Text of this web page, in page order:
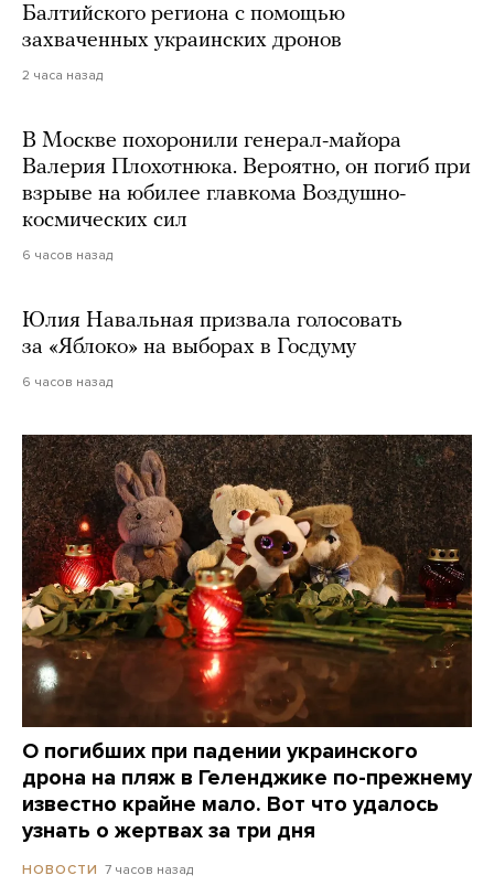
Балтийского региона с помощью
захваченных украинских дронов
2 часа назад
В Москве похоронили генерал-майора
Валерия Плохотнюка. Вероятно, он погиб при
взрыве на юбилее главкома Воздушно-
космических сил
6 часов назад
Юлия Навальная призвала голосовать
за «Яблоко» на выборах в Госдуму
6 часов назад
О погибших при падении украинского
дрона на пляж в Геленджике по-прежнему
известно крайне мало. Вот что удалось
узнать о жертвах за три дня
НОВОСТИ 7 часов назад